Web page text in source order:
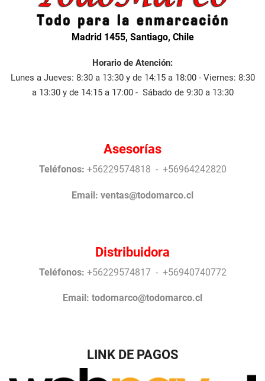
Madrid 1455, Santiago, Chile
Horario de Atención:
Lunes a Jueves: 8:30 a 13:30 y de 14:15 a 18:00 - Viernes: 8:30
a 13:30 y de 14:15 a 17:00 - Sábado de 9:30 a 13:30
Asesorías
Teléfonos: +56229574818 - +56964242820
Email: ventas@todomarco.cl
Distribuidora
Teléfonos: +56229574817 - +56940740772
Email: todomarco@todomarco.cl
LINK DE PAGOS